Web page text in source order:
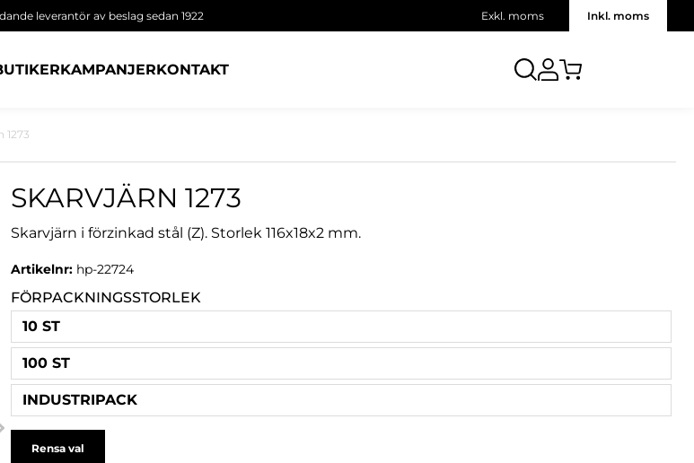
leverantör av beslag sedan 1922 Exkl. moms Inkl. moms
KAMPANJERKONTAKT
1273
SKARVJÄRN 1273
Skarvjärn i förzinkad stål (Z). Storlek 116x18x2 mm.
Artikelnr: hp-22724
FÖRPACKNINGSSTORLEK
10 ST
100 ST
INDUSTRIPACK
Rensa val